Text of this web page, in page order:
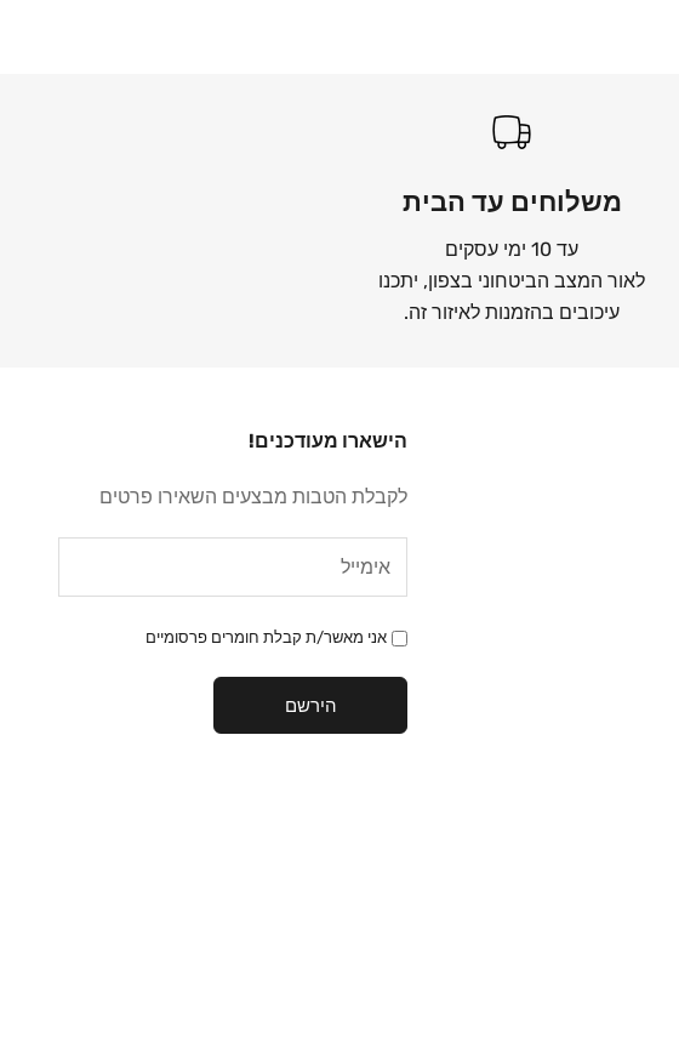
משלוחים עד הבית
עד 10 ימי עסקים
לאור המצב הביטחוני בצפון, יתכנו
עיכובים בהזמנות לאיזור זה.
הישארו מעודכנים!
לקבלת הטבות מבצעים השאירו פרטים
אני מאשר/ת קבלת חומרים פרסומיים
הירשם